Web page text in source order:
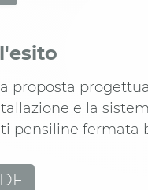
proposta
e la
pensiline fermata